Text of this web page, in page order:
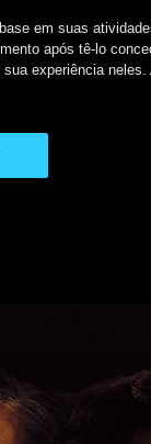
em suas
após tê-lo
experiência